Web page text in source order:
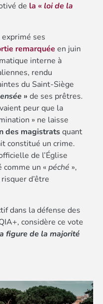
de la « loi de la
exprimé ses
remarquée en juin
interne à
rendu
du Saint-Siège
» de ses prêtres.
peur que la
» ne laisse
des magistratsquant
constitué un crime.
de l’Église
comme un « péché »,
d’être
dans la défense des
considère ce vote
figure de la majorité